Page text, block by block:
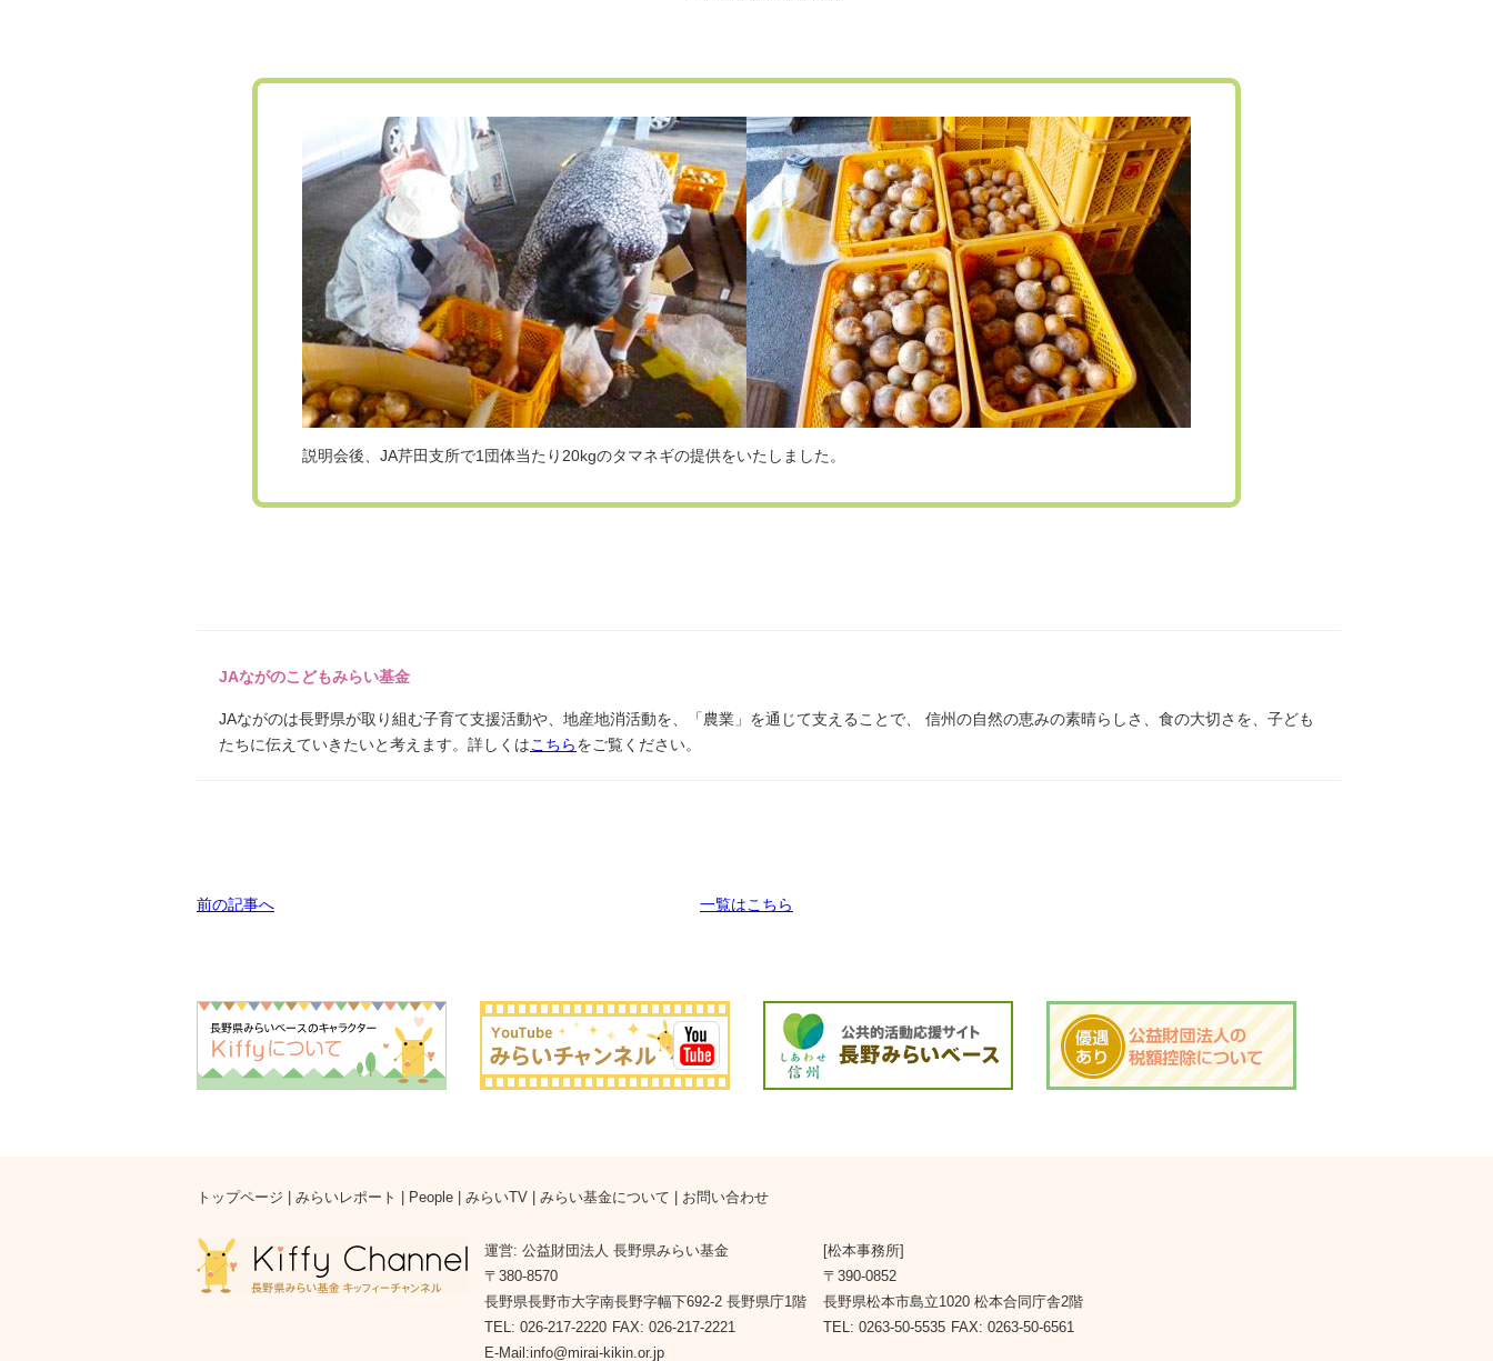
説明会後、JA芹田支所で1団体当たり20kgのタマネギの提供をいたしました。
JAながのこどもみらい基金
JAながのは長野県が取り組む子育て支援活動や、地産地消活動を、「農業」を通じて支えることで、 信州の自然の恵みの素晴らしさ、食の大切さを、子ども
たちに伝えていきたいと考えます。詳しくはこちらをご覧ください。
前の記事へ 一覧はこちら
トップページ みらいレポート People みらいTV みらい基金について お問い合わせ
運営: 公益財団法人 長野県みらい基金
〒380-8570
長野県長野市大字南長野字幅下692-2 長野県庁1階
TEL: 026-217-2220 FAX: 026-217-2221
E-Mail:info@mirai-kikin.or.jp
[松本事務所]
〒390-0852
長野県松本市島立1020 松本合同庁舎2階
TEL: 0263-50-5535 FAX: 0263-50-6561